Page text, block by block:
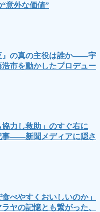
意外な価値”
』の真の主役は誰か――宇
市を動かしたプロデュー
協力し救助」のすぐ右に
事――新聞メディアに隠さ
べやすくおいしいのか」
ヤの記憶とも繋がった、